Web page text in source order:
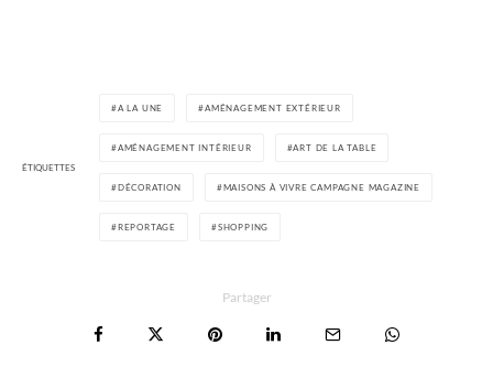
ÉTIQUETTES
A LA UNE AMÉNAGEMENT EXTÉRIEUR
AMÉNAGEMENT INTÉRIEUR ART DE LA TABLE
DÉCORATION MAISONS À VIVRE CAMPAGNE MAGAZINE
REPORTAGE SHOPPING
Partager